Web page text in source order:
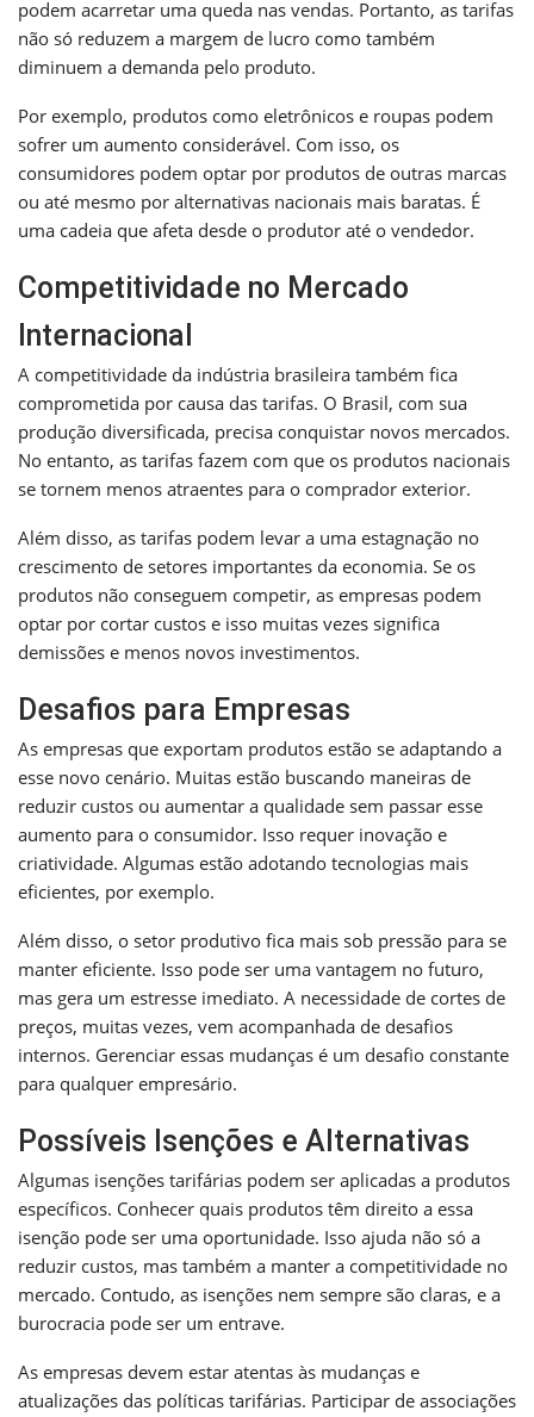
podem acarretar uma queda nas vendas. Portanto, as tarifas
não só reduzem a margem de lucro como também
diminuem a demanda pelo produto.
Por exemplo, produtos como eletrônicos e roupas podem
sofrer um aumento considerável. Com isso, os
consumidores podem optar por produtos de outras marcas
ou até mesmo por alternativas nacionais mais baratas. É
uma cadeia que afeta desde o produtor até o vendedor.
Competitividade no Mercado
Internacional
A competitividade da indústria brasileira também fica
comprometida por causa das tarifas. O Brasil, com sua
produção diversificada, precisa conquistar novos mercados.
No entanto, as tarifas fazem com que os produtos nacionais
se tornem menos atraentes para o comprador exterior.
Além disso, as tarifas podem levar a uma estagnação no
crescimento de setores importantes da economia. Se os
produtos não conseguem competir, as empresas podem
optar por cortar custos e isso muitas vezes significa
demissões e menos novos investimentos.
Desafios para Empresas
As empresas que exportam produtos estão se adaptando a
esse novo cenário. Muitas estão buscando maneiras de
reduzir custos ou aumentar a qualidade sem passar esse
aumento para o consumidor. Isso requer inovação e
criatividade. Algumas estão adotando tecnologias mais
eficientes, por exemplo.
Além disso, o setor produtivo fica mais sob pressão para se
manter eficiente. Isso pode ser uma vantagem no futuro,
mas gera um estresse imediato. A necessidade de cortes de
preços, muitas vezes, vem acompanhada de desafios
internos. Gerenciar essas mudanças é um desafio constante
para qualquer empresário.
Possíveis Isenções e Alternativas
Algumas isenções tarifárias podem ser aplicadas a produtos
específicos. Conhecer quais produtos têm direito a essa
isenção pode ser uma oportunidade. Isso ajuda não só a
reduzir custos, mas também a manter a competitividade no
mercado. Contudo, as isenções nem sempre são claras, e a
burocracia pode ser um entrave.
As empresas devem estar atentas às mudanças e
atualizações das políticas tarifárias. Participar de associações